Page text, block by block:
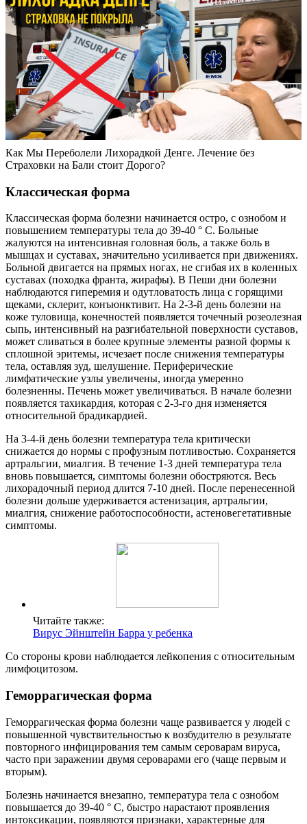
Как Мы Переболели Лихорадкой Денге. Лечение без
Страховки на Бали стоит Дорого?
Классическая форма
Классическая форма болезни начинается остро, с ознобом и
повышением температуры тела до 39-40 ° С. Больные
жалуются на интенсивная головная боль, а также боль в
мышцах и суставах, значительно усиливается при движениях.
Больной двигается на прямых ногах, не сгибая их в коленных
суставах (походка франта, жирафы). В Пеши дни болезни
наблюдаются гиперемия и одутловатость лица с горящими
щеками, склерит, конъюнктивит. На 2-3-й день болезни на
коже туловища, конечностей появляется точечный розеолезная
сыпь, интенсивный на разгибательной поверхности суставов,
может сливаться в более крупные элементы разной формы к
сплошной эритемы, исчезает после снижения температуры
тела, оставляя зуд, шелушение. Периферические
лимфатические узлы увеличены, иногда умеренно
болезненны. Печень может увеличиваться. В начале болезни
появляется тахикардия, которая с 2-3-го дня изменяется
относительной брадикардией.
На 3-4-й день болезни температура тела критически
снижается до нормы с профузным потливостью. Сохраняется
артральгии, миалгия. В течение 1-3 дней температура тела
вновь повышается, симптомы болезни обостряются. Весь
лихорадочный период длится 7-10 дней. После перенесенной
болезни дольше удерживается астенизация, артральгии,
миалгия, снижение работоспособности, астеновегетативные
симптомы.
Читайте также:
Вирус Эйнштейн Барра у ребенка
Со стороны крови наблюдается лейкопения с относительным
лимфоцитозом.
Геморрагическая форма
Геморрагическая форма болезни чаще развивается у людей с
повышенной чувствительностью к возбудителю в результате
повторного инфицирования тем самым сероварам вируса,
часто при заражении двумя сероварами его (чаще первым и
вторым).
Болезнь начинается внезапно, температура тела с ознобом
повышается до 39-40 ° С, быстро нарастают проявления
интоксикации, появляются признаки, характерные для